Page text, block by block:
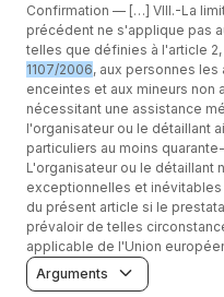
Confirmation — […] VIII.-La
précédent ne s'applique pas
telles que définies à l'article 2,
1107/2006, aux personnes
enceintes et aux mineurs non
nécessitant une assistance
l'organisateur ou le détaillant
particuliers au moins
L'organisateur ou le détaillant
exceptionnelles et
du présent article si le
prévaloir de telles
applicable de l'Union
Arguments